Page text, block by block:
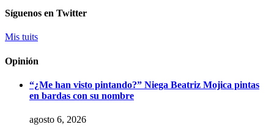
Síguenos en Twitter
Mis tuits
Opinión
“¿Me han visto pintando?” Niega Beatriz Mojica pintas
en bardas con su nombre
agosto 6, 2026